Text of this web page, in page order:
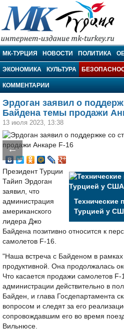
МК-Турция
МК-ТУРЦИЯ НОВОСТИ ПОЛИТИКА
ЭКОНОМИКА КУЛЬТУРА
КОММЕНТАРИИ
Эрдоган заявил о
Байдена темы продажи
13 июля 2023, 13:38
←
Технические
Турцией у
Президент Турции
Тайип Эрдоган
заявил, что
администрация
американского
лидера Джо
Байдена позитивно относится к
самолетов F-16.
"Наша встреча с Байденом в
продуктивной. Она продолжалась
Что касается продажи самолетов
администрации действительно в
Байден, и глава Госдепартамента
вопросом и следят за его
сопровождавшим его во время
Вильнюсе.